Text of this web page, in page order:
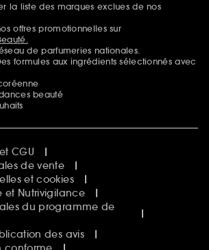
la liste des marques exclues de nos
offres promotionnelles sur
de parfumeries nationales.
formules aux ingrédients sélectionnés avec
beauté
CGU
de vente
et cookies
et Nutrivigilance
du programme de
des avis